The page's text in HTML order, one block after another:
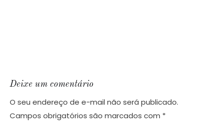
Deixe um comentário
O seu endereço de e-mail não será publicado.
Campos obrigatórios são marcados com *